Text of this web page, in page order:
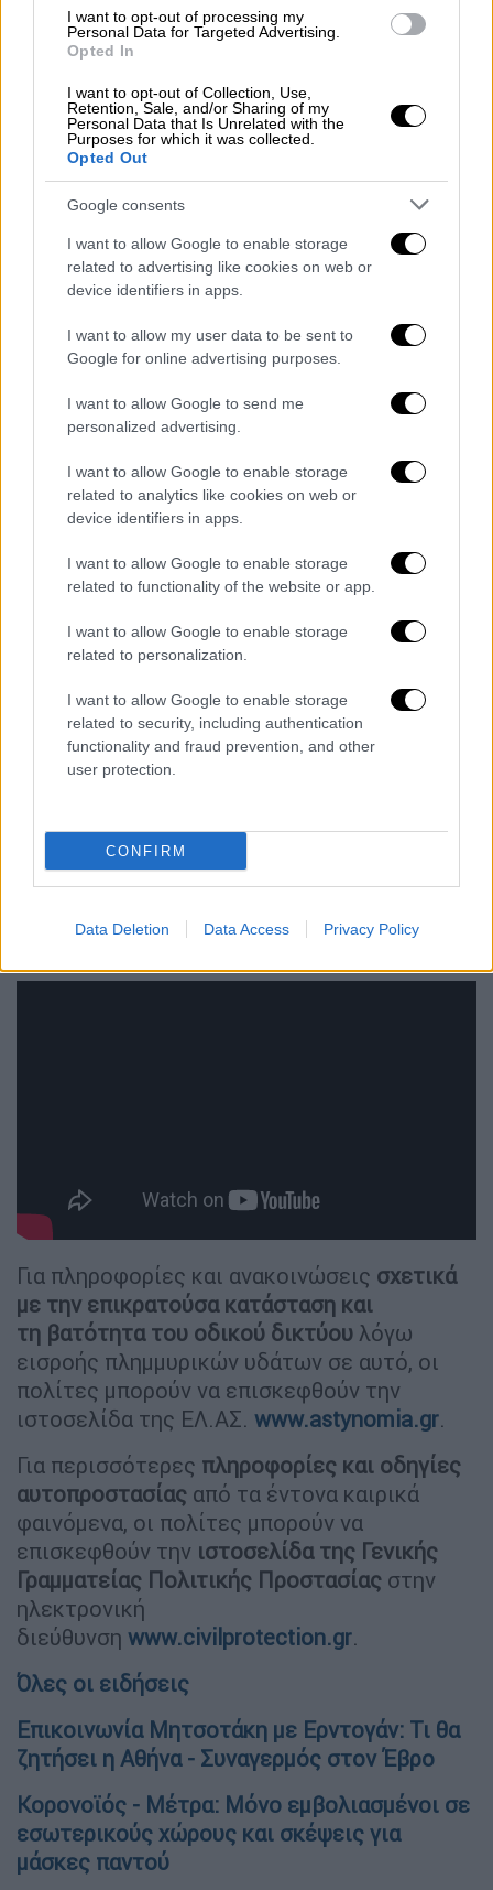
I want to opt-out of processing my
Personal Data for Targeted Advertising.
Opted In
I want to opt-out of Collection, Use,
Retention, Sale, and/or Sharing of my
Personal Data that Is Unrelated with the
Purposes for which it was collected.
Opted Out
Google consents
I want to allow Google to enable storage
related to advertising like cookies on web or
device identifiers in apps.
I want to allow my user data to be sent to
Google for online advertising purposes.
I want to allow Google to send me
personalized advertising.
I want to allow Google to enable storage
related to analytics like cookies on web or
device identifiers in apps.
I want to allow Google to enable storage
related to functionality of the website or app.
I want to allow Google to enable storage
related to personalization.
I want to allow Google to enable storage
related to security, including authentication
functionality and fraud prevention, and other
user protection.
CONFIRM
Data Deletion Data Access Privacy Policy
Να βεβαιωθούν ότι τα λούκια και οι
υδρορροές των κατοικιών δεν είναι
φραγμένα και λειτουργούν κανονικά.
Να αποφεύγουν να διασχίζουν
χειμάρρους και ρέματα, πεζή ή με όχημα,
κατά τη διάρκεια καταιγίδων και
βροχοπτώσεων, αλλά και για αρκετές
ώρες μετά το τέλος της εκδήλωσής
τους
Να αποφεύγουν τις εργασίες υπαίθρου
και δραστηριότητες σε θαλάσσιες και
παράκτιες περιοχές κατά τη διάρκεια
εκδήλωσης των έντονων καιρικών
φαινομένων (κίνδυνος από πτώσεις
κεραυνών).
Να προφυλαχτούν αμέσως κατά τη
διάρκεια μιας χαλαζόπτωσης. Να
καταφύγουν σε κτίριο ή σε αυτοκίνητο
και να μην εγκαταλείπουν τον ασφαλή
χώρο, παρά μόνο όταν βεβαιωθούν ότι η
καταιγίδα πέρασε. Η χαλαζόπτωση
μπορεί να είναι πολύ επικίνδυνη και για
τα ζώα.
Να αποφύγουν τη διέλευση κάτω από
μεγάλα δέντρα, κάτω από αναρτημένες
πινακίδες και γενικά από περιοχές, όπου
ελαφρά αντικείμενα (π.χ. γλάστρες,
αποκολληθούν και να πέσουν στο
έδαφος (π.χ. κάτω από μπαλκόνια).
Να ακολουθούν πιστά τις οδηγίες των
κατά τόπους αρμοδίων φορέων, όπως
Για πληροφορίες και ανακοινώσεις σχετικά
με την επικρατούσα κατάσταση και
τη βατότητα του οδικού δικτύου λόγω
εισροής πλημμυρικών υδάτων σε αυτό, οι
πολίτες μπορούν να επισκεφθούν την
ιστοσελίδα της ΕΛ.ΑΣ. www.astynomia.gr.
Για περισσότερες πληροφορίες και οδηγίες
αυτοπροστασίας από τα έντονα καιρικά
φαινόμενα, οι πολίτες μπορούν να
επισκεφθούν την ιστοσελίδα της Γενικής
Γραμματείας Πολιτικής Προστασίας στην
ηλεκτρονική
διεύθυνση www.civilprotection.gr.
Όλες οι ειδήσεις
Επικοινωνία Μητσοτάκη με Ερντογάν: Τι θα
ζητήσει η Αθήνα - Συναγερμός στον Έβρο
Κορονοϊός - Μέτρα: Μόνο εμβολιασμένοι σε
εσωτερικούς χώρους και σκέψεις για
μάσκες παντού